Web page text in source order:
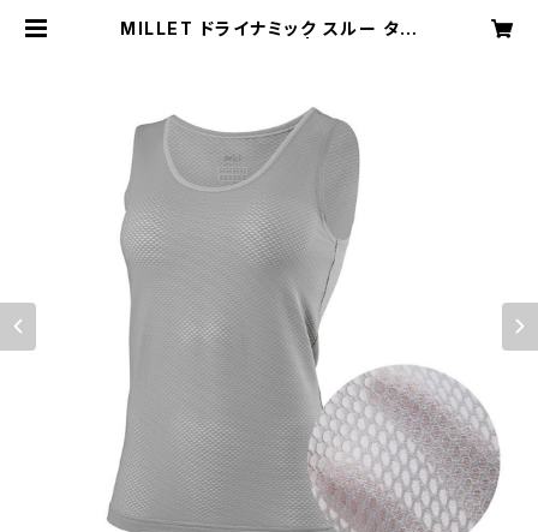
MILLET ドライナミック スルー タン